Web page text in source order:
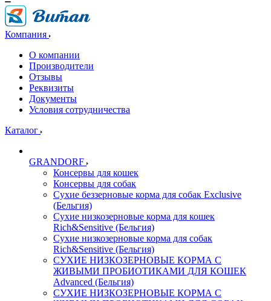
Компания
О компании
Производители
Отзывы
Реквизиты
Документы
Условия сотрудничества
Каталог
GRANDORF
Консервы для кошек
Консервы для собак
Сухие беззерновые корма для собак Exclusive
(Бельгия)
Сухие низкозерновые корма для кошек
Rich&Sensitive (Бельгия)
Сухие низкозерновые корма для собак
Rich&Sensitive (Бельгия)
СУХИЕ НИЗКОЗЕРНОВЫЕ КОРМА С
ЖИВЫМИ ПРОБИОТИКАМИ ДЛЯ КОШЕК
Advanced (Бельгия)
СУХИЕ НИЗКОЗЕРНОВЫЕ КОРМА С